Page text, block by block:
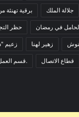
برقية جلالة الملك
حظر في رمضان
زعيم زهير لهنا
قسم العمل الإجتماعي لعمالة سلا. قطاع الاتصال